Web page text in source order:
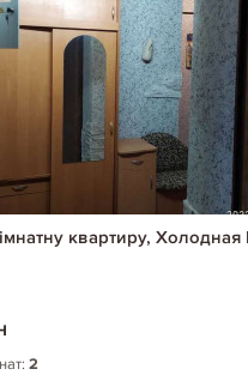
квартиру, Холодная
2